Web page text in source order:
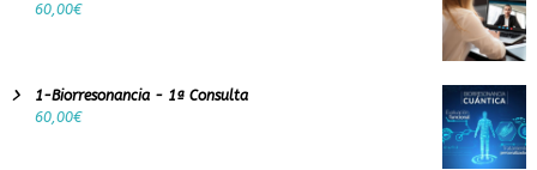
60,00€
1-Biorresonancia - 1ª Consulta
60,00€